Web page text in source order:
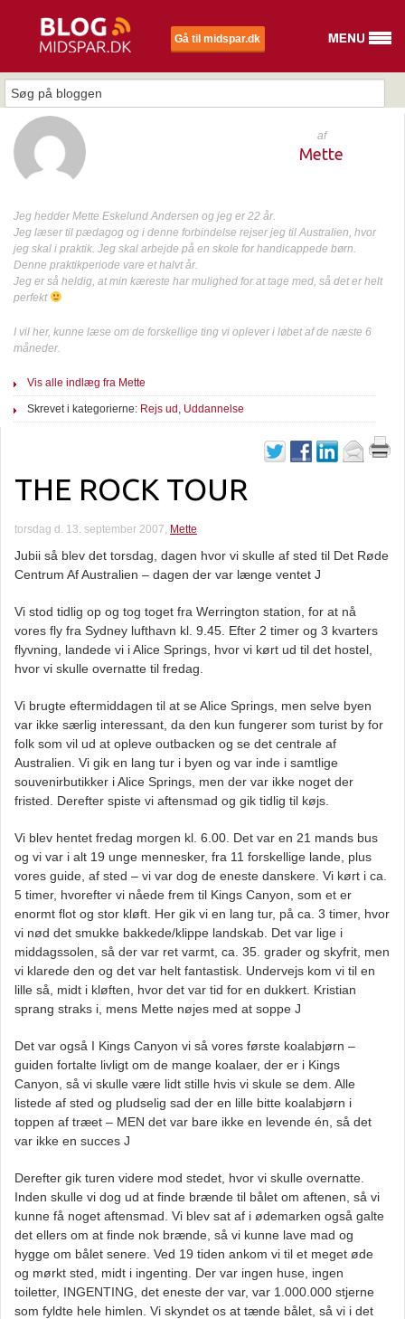
Gå til midspar.dk
af
Mette
Jeg hedder Mette Eskelund Andersen og jeg er 22 år.
Jeg læser til pædagog og i denne forbindelse rejser jeg til Australien, hvor
jeg skal i praktik. Jeg skal arbejde på en skole for handicappede børn.
Denne praktikperiode vare et halvt år.
Jeg er så heldig, at min kæreste har mulighed for at tage med, så det er helt
perfekt
I vil her, kunne læse om de forskellige ting vi oplever i løbet af de næste 6
måneder.
Vis alle indlæg fra Mette
Skrevet i kategorierne: Rejs ud , Uddannelse
THE ROCK TOUR
torsdag d. 13. september 2007, Mette
Jubii så blev det torsdag, dagen hvor vi skulle af sted til Det Røde
Centrum Af Australien – dagen der var længe ventet J
Vi stod tidlig op og tog toget fra Werrington station, for at nå
vores fly fra Sydney lufthavn kl. 9.45. Efter 2 timer og 3 kvarters
flyvning, landede vi i Alice Springs, hvor vi kørt ud til det hostel,
hvor vi skulle overnatte til fredag.
Vi brugte eftermiddagen til at se Alice Springs, men selve byen
var ikke særlig interessant, da den kun fungerer som turist by for
folk som vil ud at opleve outbacken og se det centrale af
Australien. Vi gik en lang tur i byen og var inde i samtlige
souvenirbutikker i Alice Springs, men der var ikke noget der
fristed. Derefter spiste vi aftensmad og gik tidlig til køjs.
Vi blev hentet fredag morgen kl. 6.00. Det var en 21 mands bus
og vi var i alt 19 unge mennesker, fra 11 forskellige lande, plus
vores guide, af sted – vi var dog de eneste danskere. Vi kørt i ca.
5 timer, hvorefter vi nåede frem til Kings Canyon, som et er
enormt flot og stor kløft. Her gik vi en lang tur, på ca. 3 timer, hvor
vi nød det smukke bakkede/klippe landskab. Det var lige i
middagssolen, så der var ret varmt, ca. 35. grader og skyfrit, men
vi klarede den og det var helt fantastisk. Undervejs kom vi til en
lille så, midt i kløften, hvor det var tid for en dukkert. Kristian
sprang straks i, mens Mette nøjes med at soppe J
Det var også I Kings Canyon vi så vores første koalabjørn –
guiden fortalte livligt om de mange koalaer, der er i Kings
Canyon, så vi skulle være lidt stille hvis vi skule se dem. Alle
listede af sted og pludselig sad der en lille bitte koalabjørn i
toppen af træet – MEN det var bare ikke en levende én, så det
var ikke en succes J
Derefter gik turen videre mod stedet, hvor vi skulle overnatte.
Inden skulle vi dog ud at finde brænde til bålet om aftenen, så vi
kunne få noget aftensmad. Vi blev sat af i ødemarken også galte
det ellers om at finde nok brænde, så vi kunne lave mad og
hygge om bålet senere. Ved 19 tiden ankom vi til et meget øde
og mørkt sted, midt i ingenting. Der var ingen huse, ingen
toiletter, INGENTING, det eneste der var, var 1.000.000 stjerne
som fyldte hele himlen. Vi skyndet os at tænde bålet, så vi i det